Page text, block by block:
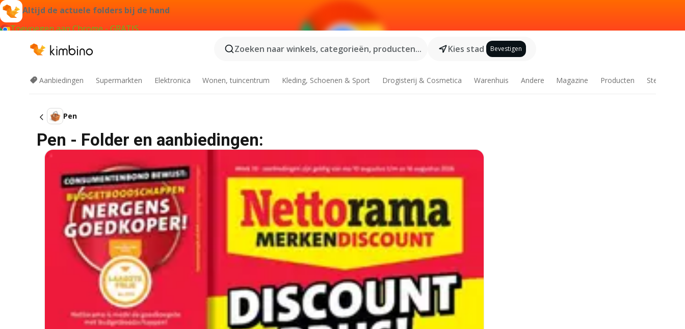
Altijd de actuele folders bij de hand
Toevoegen aan Chrome - GRATIS
Zoeken naar winkels, categorieën, producten...
Kies stad Bevestigen
Aanbiedingen Supermarkten Elektronica Wonen, tuincentrum Kleding, Schoenen & Sport Drogisterij & Cosmetica Warenhuis Andere Magazine Producten Steden
Pen
Pen - Folder en aanbiedingen: